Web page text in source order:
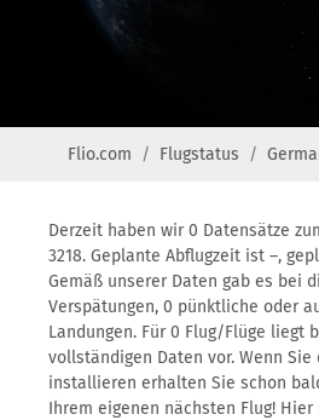
Flio.com Flugstatus
Derzeit haben wir 0 Datensätze
3218. Geplante Abflugzeit ist –,
Gemäß unserer Daten gab es bei
Verspätungen, 0 pünktliche oder
Landungen. Für 0 Flug/Flüge liegt
vollständigen Daten vor. Wenn Sie
installieren erhalten Sie schon
Ihrem eigenen nächsten Flug!